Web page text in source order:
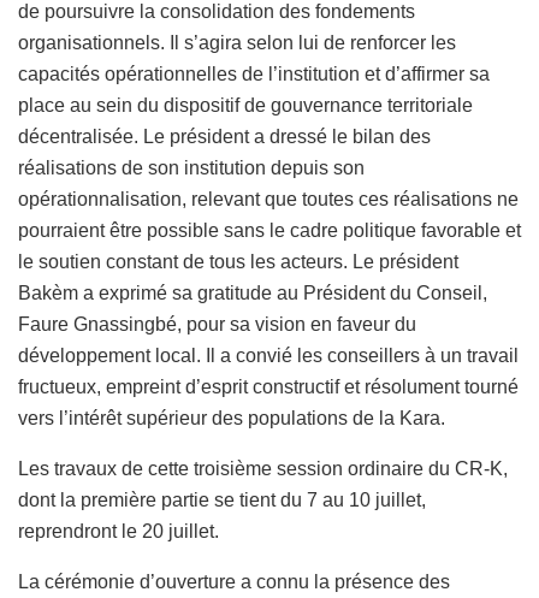
de poursuivre la consolidation des fondements
organisationnels. Il s’agira selon lui de renforcer les
capacités opérationnelles de l’institution et d’affirmer sa
place au sein du dispositif de gouvernance territoriale
décentralisée. Le président a dressé le bilan des
réalisations de son institution depuis son
opérationnalisation, relevant que toutes ces réalisations ne
pourraient être possible sans le cadre politique favorable et
le soutien constant de tous les acteurs. Le président
Bakèm a exprimé sa gratitude au Président du Conseil,
Faure Gnassingbé, pour sa vision en faveur du
développement local. Il a convié les conseillers à un travail
fructueux, empreint d’esprit constructif et résolument tourné
vers l’intérêt supérieur des populations de la Kara.
Les travaux de cette troisième session ordinaire du CR-K,
dont la première partie se tient du 7 au 10 juillet,
reprendront le 20 juillet.
La cérémonie d’ouverture a connu la présence des